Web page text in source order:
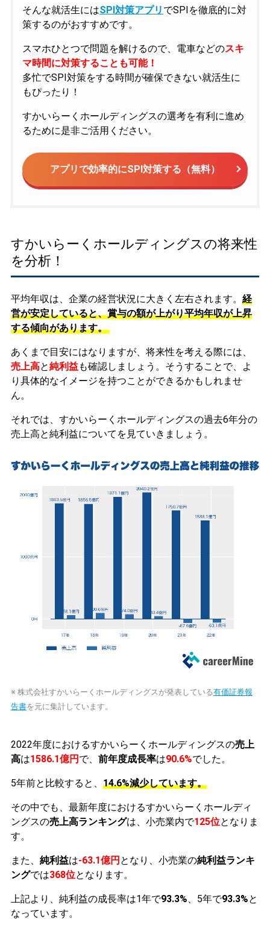
そんな就活生にはSPI対策アプリ でSPIを徹底的に対
策するのがおすすめです。
スマホひとつで問題を解けるので、電車などのスキ
マ時間に対策することも可能！
多忙でSPI対策をする時間が確保できない就活生に
もぴったり！
すかいらーくホールディングスの選考を有利に進め
るために是非ご活用ください。
アプリで効率的にSPI対策する（無料）
すかいらーくホールディングスの将来性
を分析！
平均年収は、企業の経営状況に大きく左右されます。 経
営が安定していると、賞与の額が上がり平均年収が上昇
する傾向があります。
あくまで目安にはなりますが、将来性を考える際には、
売上高と純利益も確認しましょう。そうすることで、よ
り具体的なイメージを持つことができるかもしれませ
ん。
それでは、すかいらーくホールディングスの過去6年分の
売上高と純利益についてを見ていきましょう。
※ 株式会社すかいらーくホールディングスが発表している有価証券報
告書を元に集計しています。
2022年度におけるすかいらーくホールディングスの売上
高は1586.1億円 で、 前年度成長率は90.6%でした。
5年前と比較すると、 14.6%減少しています。
その中でも、最新年度におけるすかいらーくホールディ
ングスの売上高ランキングは、小売業内で125位となりま
す。
また、 純利益は-63.1億円 となり、小売業の純利益ランキ
ングでは368位となります。
上記より、純利益の成長率は1年で93.3%、5年で93.3%と
なっています。